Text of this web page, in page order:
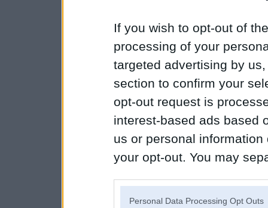
If you wish to opt-out of
processing of your
targeted advertising by
section to confirm your
opt-out request is
interest-based ads based
us or personal
your opt-out. You may
Personal Data Processing Opt Outs